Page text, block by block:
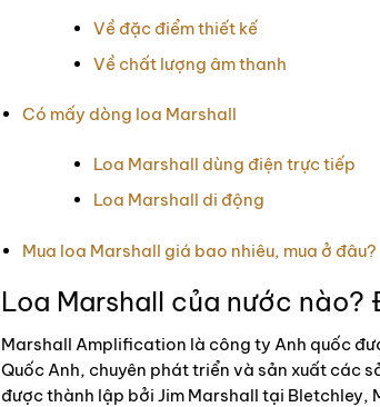
Về đặc điểm thiết kế
Về chất lượng âm thanh
Có mấy dòng loa Marshall
Loa Marshall dùng điện trực tiếp
Loa Marshall di động
Mua loa Marshall giá bao nhiêu, mua ở đâu?
Loa Marshall của nước
Marshall Amplification là công ty Anh quốc
Quốc Anh, chuyên phát triển và sản xuất các
được thành lập bởi Jim Marshall tại Bletchley,